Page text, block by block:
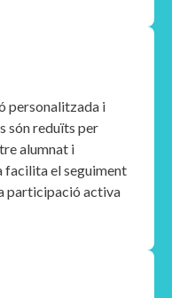
personalitzada i
són reduïts per
alumnat i
facilita el seguiment
participació activa